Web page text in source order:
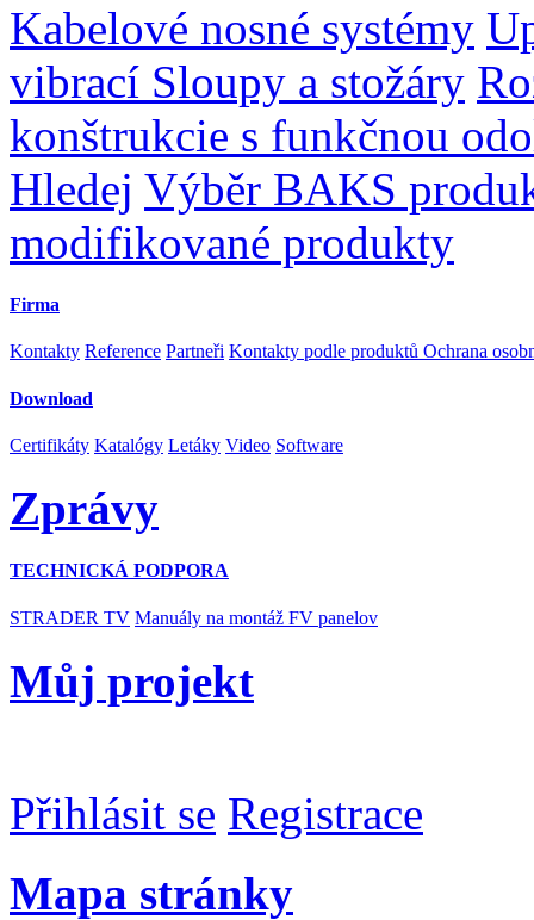
Kabelové nosné systémy
vibrací Sloupy a stožáry
konštrukcie s funkčnou
Hledej Výběr BAKS
modifikované produkty
Firma
Kontakty Reference Partneři Kontakty podle produktů Ochrana
Download
Certifikáty Katalógy Letáky Video Software
Zprávy
TECHNICKÁ PODPORA
STRADER TV Manuály na montáž FV panelov
Můj projekt
Přihlásit se Registrace
Mapa stránky